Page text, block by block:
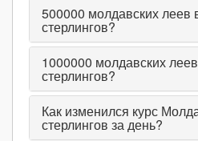
500000 молдавских леев
стерлингов?
1000000 молдавских
стерлингов?
Как изменился курс
стерлингов за день?